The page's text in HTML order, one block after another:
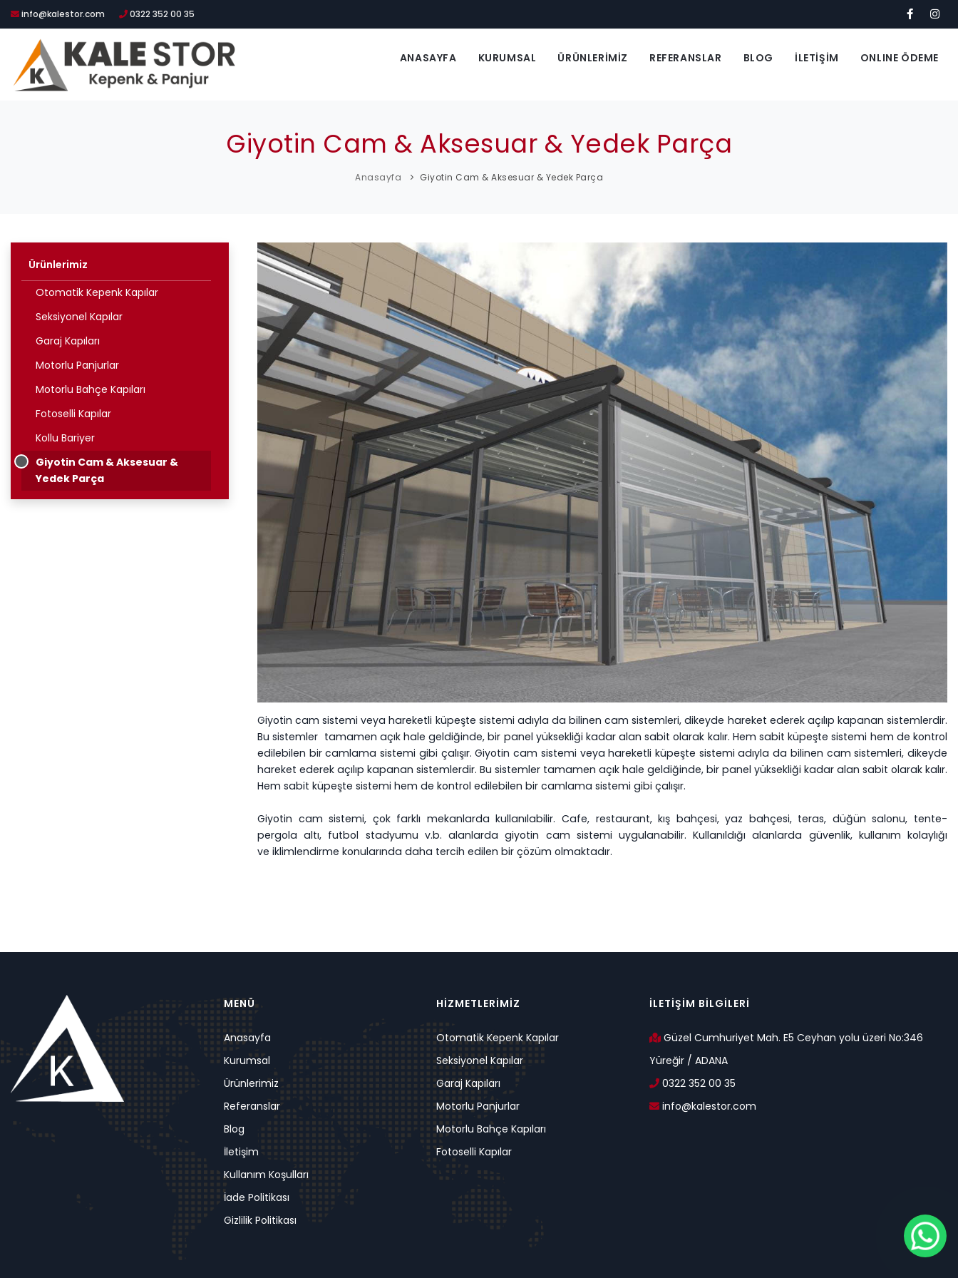
info@kalestor.com 0322 352 00 35
ANASAYFA KURUMSAL ÜRÜNLERİMİZ REFERANSLAR BLOG İLETİŞİM ONLINE ÖDEME
Giyotin Cam & Aksesuar & Yedek Parça
Anasayfa Giyotin Cam & Aksesuar & Yedek Parça
Giyotin cam sistemi veya hareketli küpeşte sistemi adıyla da bilinen cam sistemleri, dikeyde hareket ederek açılıp kapanan sistemlerdir.
Bu sistemler tamamen açık hale geldiğinde, bir panel yüksekliği kadar alan sabit olarak kalır. Hem sabit küpeşte sistemi hem de kontrol
edilebilen bir camlama sistemi gibi çalışır. Giyotin cam sistemi veya hareketli küpeşte sistemi adıyla da bilinen cam sistemleri, dikeyde
hareket ederek açılıp kapanan sistemlerdir. Bu sistemler tamamen açık hale geldiğinde, bir panel yüksekliği kadar alan sabit olarak kalır.
Hem sabit küpeşte sistemi hem de kontrol edilebilen bir camlama sistemi gibi çalışır.
Giyotin cam sistemi, çok farklı mekanlarda kullanılabilir. Cafe, restaurant, kış bahçesi, yaz bahçesi, teras, düğün salonu, tente-
pergola altı, futbol stadyumu v.b. alanlarda giyotin cam sistemi uygulanabilir. Kullanıldığı alanlarda güvenlik, kullanım kolaylığı
ve iklimlendirme konularında daha tercih edilen bir çözüm olmaktadır.
Ürünlerimiz
Otomatik Kepenk Kapılar
Seksiyonel Kapılar
Garaj Kapıları
Motorlu Panjurlar
Motorlu Bahçe Kapıları
Fotoselli Kapılar
Kollu Bariyer
Giyotin Cam & Aksesuar &
Yedek Parça
MENÜ
Anasayfa
Kurumsal
Ürünlerimiz
Referanslar
Blog
İletişim
Kullanım Koşulları
İade Politikası
Gizlilik Politikası
HİZMETLERİMİZ
Otomatik Kepenk Kapılar
Seksiyonel Kapılar
Garaj Kapıları
Motorlu Panjurlar
Motorlu Bahçe Kapıları
Fotoselli Kapılar
İLETİŞİM BİLGİLERİ
Güzel Cumhuriyet Mah. E5 Ceyhan yolu üzeri No:346
Yüreğir / ADANA
0322 352 00 35
info@kalestor.com